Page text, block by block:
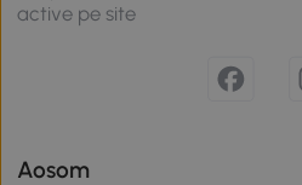
active pe site
Aosom